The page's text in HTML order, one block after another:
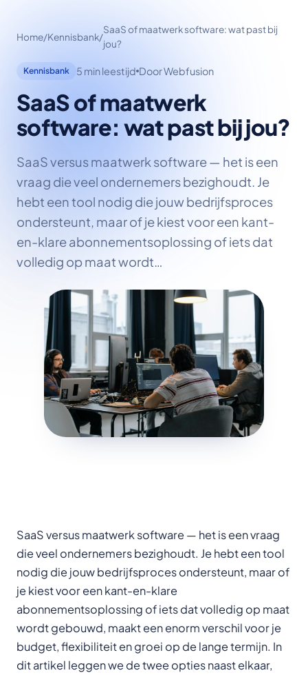
Home/Kennisbank/
SaaS of maatwerk software: wat past bij
jou?
Kennisbank 5 min leestijd Door Webfusion
SaaS of maatwerk
software: wat past bij jou?
SaaS versus maatwerk software — het is een
vraag die veel ondernemers bezighoudt. Je
hebt een tool nodig die jouw bedrijfsproces
ondersteunt, maar of je kiest voor een kant-
en-klare abonnementsoplossing of iets dat
volledig op maat wordt…
SaaS versus maatwerk software — het is een vraag
die veel ondernemers bezighoudt. Je hebt een tool
nodig die jouw bedrijfsproces ondersteunt, maar of
je kiest voor een kant-en-klare
abonnementsoplossing of iets dat volledig op maat
wordt gebouwd, maakt een enorm verschil voor je
budget, flexibiliteit en groei op de lange termijn. In
dit artikel leggen we de twee opties naast elkaar,